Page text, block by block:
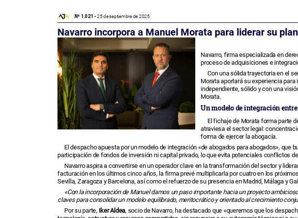
Nº 1.021 -25 de septiembre de 2025
Navarro incorpora a Manuel Morata para liderar su
Navarro, firma especializada en
proceso de adquisiciones e
Con una sólida trayectoria en el
Morata aportará su experiencia
independiente, sólido y con una
Morata.
Un modelo de integración
El fichaje de Morata forma parte
atraviesa el sector legal:
forma de ejercer la abogacía.
El despacho apuesta por un modelo de integración «de abogados para abogados»,
participación de fondos de inversión ni capital privado, lo que evita potenciales conflictos
Navarro aspira a convertirse en un operador clave en la transformación del sector y
facturación en los últimos cinco años, la firma prevé multiplicarla por cuatro en los
Sevilla, Zaragoza y Barcelona, así como el refuerzo de su presencia en Madrid, Málaga y
«Con la incorporación de Manuel damos un paso importante hacia un proyecto
claves para consolidar un modelo equilibrado, meritocrático y orientado al crecimiento
Por su parte, Iker Aldea, socio de Navarro, ha destacado que «queremos que los